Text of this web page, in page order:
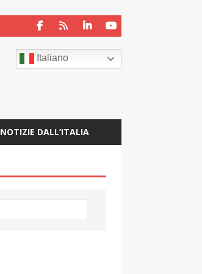
Italiano
NOTIZIE DALL’ITALIA